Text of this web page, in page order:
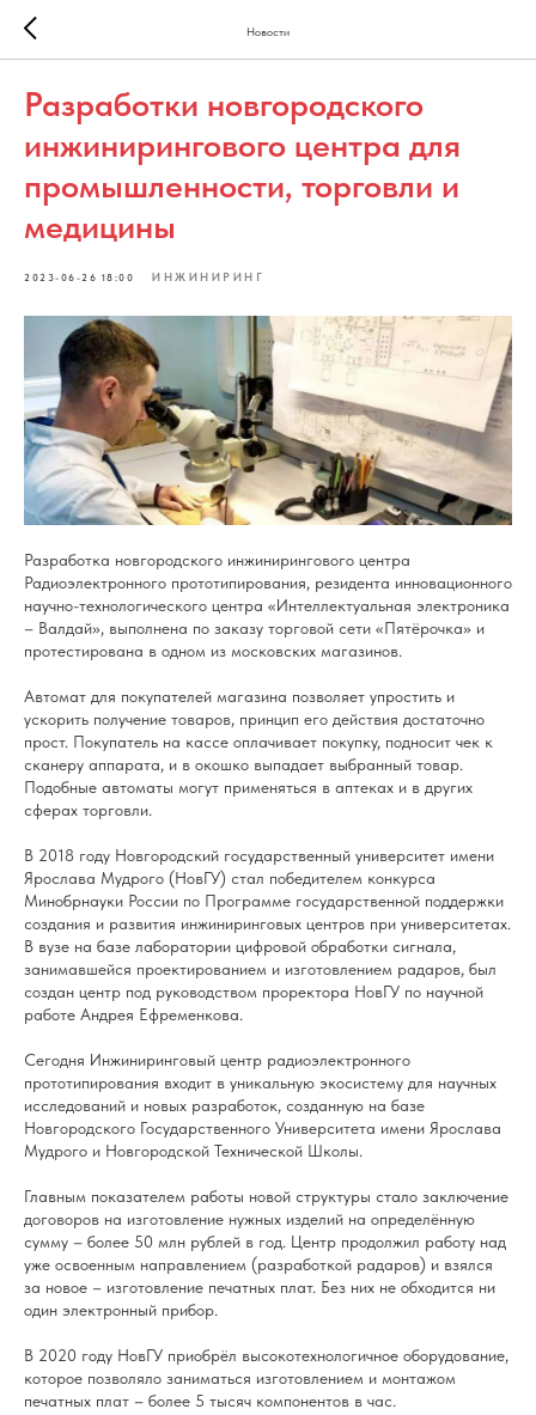
Новости
Разработки новгородского
инжинирингового центра для
промышленности, торговли и
медицины
2023-06-26 18:00 ИНЖИНИРИНГ
Разработка новгородского инжинирингового центра
Радиоэлектронного прототипирования, резидента инновационного
научно-технологического центра «Интеллектуальная электроника
– Валдай», выполнена по заказу торговой сети «Пятёрочка» и
протестирована в одном из московских магазинов.
Автомат для покупателей магазина позволяет упростить и
ускорить получение товаров, принцип его действия достаточно
прост. Покупатель на кассе оплачивает покупку, подносит чек к
сканеру аппарата, и в окошко выпадает выбранный товар.
Подобные автоматы могут применяться в аптеках и в других
сферах торговли.
В 2018 году Новгородский государственный университет имени
Ярослава Мудрого (НовГУ) стал победителем конкурса
Минобрнауки России по Программе государственной поддержки
создания и развития инжиниринговых центров при университетах.
В вузе на базе лаборатории цифровой обработки сигнала,
занимавшейся проектированием и изготовлением радаров, был
создан центр под руководством проректора НовГУ по научной
работе Андрея Ефременкова.
Сегодня Инжиниринговый центр радиоэлектронного
прототипирования входит в уникальную экосистему для научных
исследований и новых разработок, созданную на базе
Новгородского Государственного Университета имени Ярослава
Мудрого и Новгородской Технической Школы.
Главным показателем работы новой структуры стало заключение
договоров на изготовление нужных изделий на определённую
сумму – более 50 млн рублей в год. Центр продолжил работу над
уже освоенным направлением (разработкой радаров) и взялся
за новое – изготовление печатных плат. Без них не обходится ни
один электронный прибор.
В 2020 году НовГУ приобрёл высокотехнологичное оборудование,
которое позволяло заниматься изготовлением и монтажом
печатных плат – более 5 тысяч компонентов в час.